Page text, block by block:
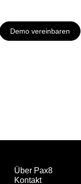
Demo vereinbaren
Über Pax8
Kontakt